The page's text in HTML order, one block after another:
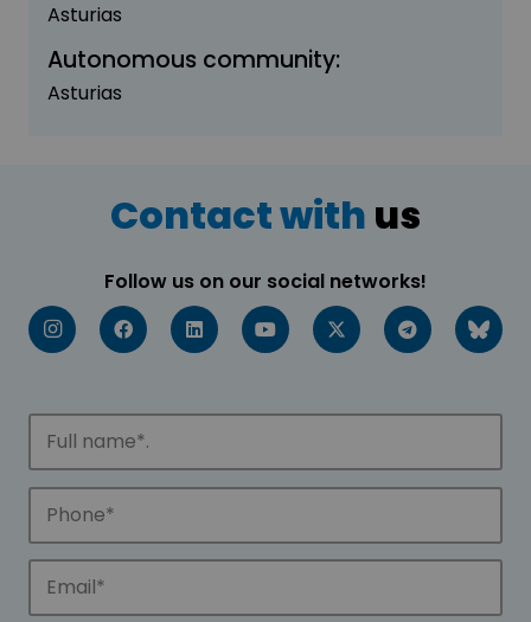
Asturias
Autonomous community:
Asturias
Contact with us
Follow us on our social networks!